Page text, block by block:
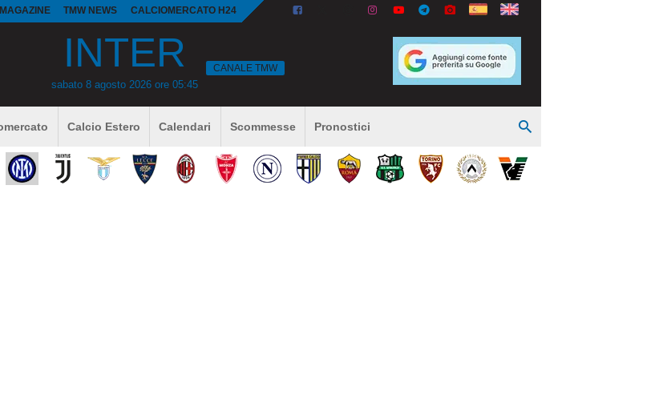
TMW NEWS CALCIOMERCATO H24
INTER
sabato 8 agosto 2026 ore 05:45
CANALE TMW
Calcio Estero Calendari Scommesse Pronostici